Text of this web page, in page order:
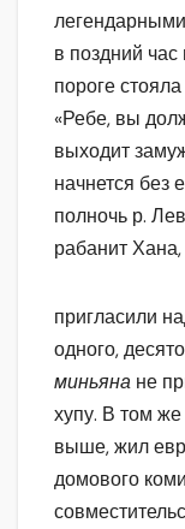
в поздний
пороге
«Ребе, вы
выходит
начнется без
полночь р.
рабанит Хана,
пригласили
одного,
миньяна не
хупу. В том
выше, жил
домового